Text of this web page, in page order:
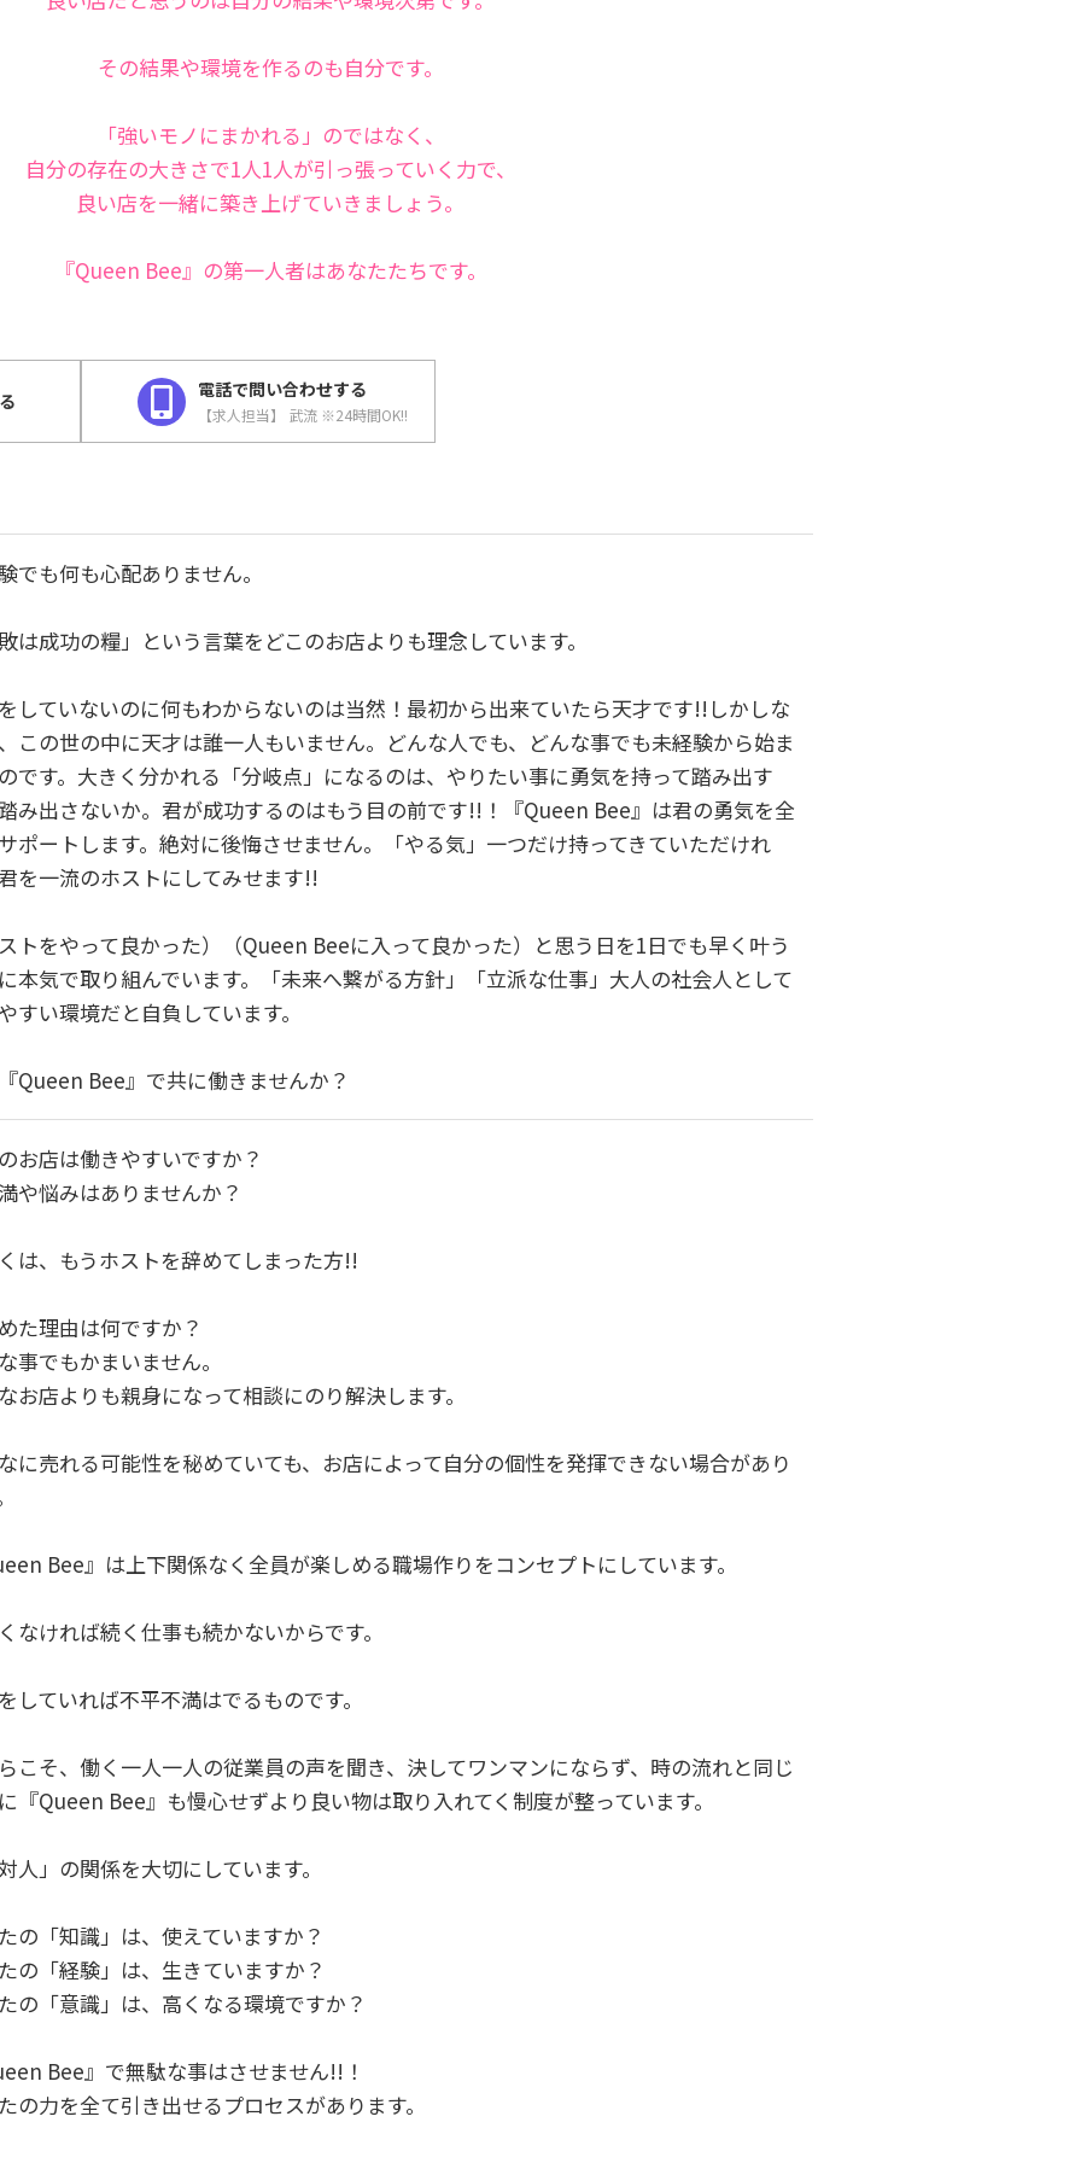
その結果や環境を作るのも自分です。
「強いモノにまかれる」のではなく、
自分の存在の大きさで1人1人が引っ張っていく力で、
良い店を一緒に築き上げていきましょう。
『Queen Bee』の第一人者はあなたたちです。
電話で問い合わせする
【求人担当】 武流 ※24時間OK!!
でも何も心配ありません。
は成功の糧」という言葉をどこのお店よりも理念しています。
していないのに何もわからないのは当然！最初から出来ていたら天才です!!しかしな
この世の中に天才は誰一人もいません。どんな人でも、どんな事でも未経験から始ま
です。大きく分かれる「分岐点」になるのは、やりたい事に勇気を持って踏み出す
み出さないか。君が成功するのはもう目の前です!!！『Queen Bee』は君の勇気を全
ポートします。絶対に後悔させません。「やる気」一つだけ持ってきていただけれ
を一流のホストにしてみせます!!
トをやって良かった）（Queen Beeに入って良かった）と思う日を1日でも早く叶う
本気で取り組んでいます。「未来へ繋がる方針」「立派な仕事」大人の社会人として
すい環境だと自負しています。
Queen Bee』で共に働きませんか？
お店は働きやすいですか？
や悩みはありませんか？
は、もうホストを辞めてしまった方!!
た理由は何ですか？
事でもかまいません。
お店よりも親身になって相談にのり解決します。
に売れる可能性を秘めていても、お店によって自分の個性を発揮できない場合があり
Bee』は上下関係なく全員が楽しめる職場作りをコンセプトにしています。
なければ続く仕事も続かないからです。
していれば不平不満はでるものです。
こそ、働く一人一人の従業員の声を聞き、決してワンマンにならず、時の流れと同じ
『Queen Bee』も慢心せずより良い物は取り入れてく制度が整っています。
人」の関係を大切にしています。
の「知識」は、使えていますか？
の「経験」は、生きていますか？
の「意識」は、高くなる環境ですか？
Bee』で無駄な事はさせません!!！
の力を全て引き出せるプロセスがあります。